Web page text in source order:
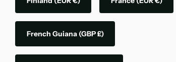
French Guiana (GBP £)